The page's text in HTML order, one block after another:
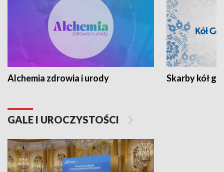
Alchemia zdrowia i urody Skarby kół
GALE I UROCZYSTOŚCI